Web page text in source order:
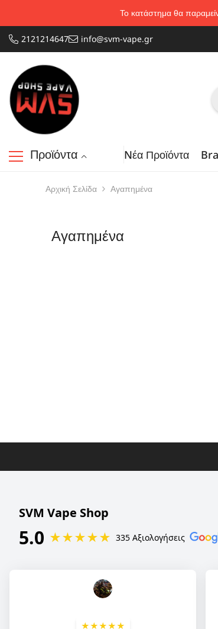
Το κατάστημα θα
2121214647 info@svm-vape.gr
Προϊόντα Nέα Προϊόντα
Αρχική Σελίδα Αγαπημένα
Αγαπημένα